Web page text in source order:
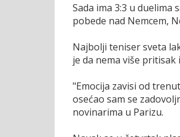
Sada ima 3:3 u duelima
pobede nad Nemcem,
Najbolji teniser sveta
je da nema više
"Emocija zavisi od
osećao sam se
novinarima u Parizu.